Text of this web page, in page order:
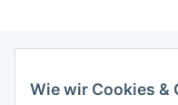
Wie wir Cookies &
Informationen